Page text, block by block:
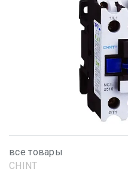
все товары
CHINT